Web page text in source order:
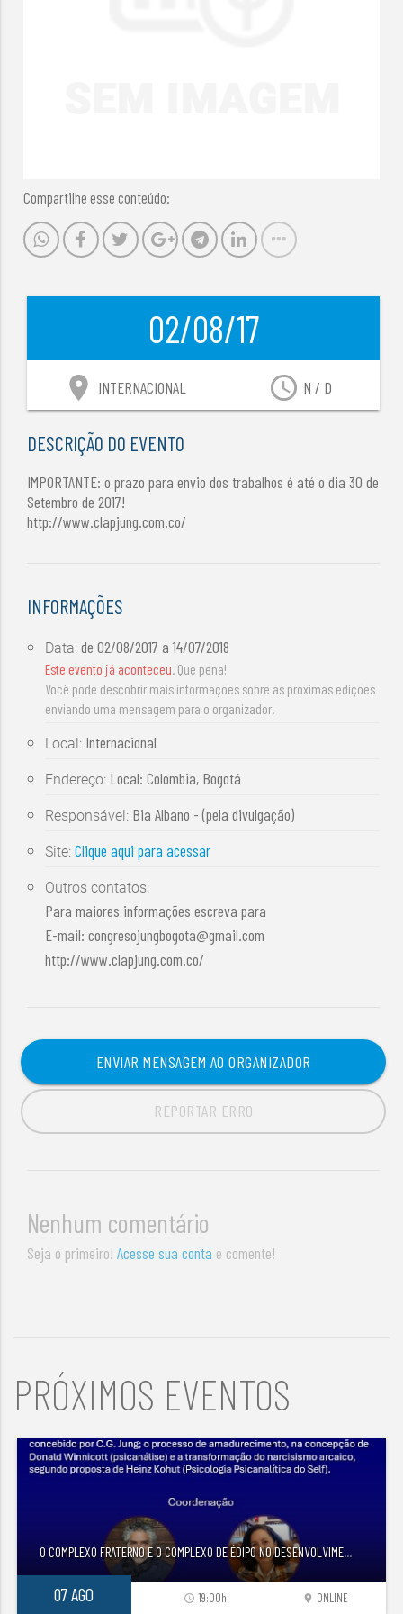
Compartilhe esse conteúdo:
02/08/17
access_time N / D
location_on INTERNACIONAL
DESCRIÇÃO DO EVENTO
IMPORTANTE: o prazo para envio dos trabalhos é até o dia 30 de
Setembro de 2017!
http://www.clapjung.com.co/
INFORMAÇÕES
Data:de02/08/2017 a14/07/2018
Este evento já aconteceu. Que pena!
Você pode descobrir mais informações sobre as próximas edições
enviando uma mensagem para o organizador.
Local: Internacional
Endereço: Local: Colombia, Bogotá
Responsável: Bia Albano - (pela divulgação)
Site:Clique aqui para acessar
Outros contatos:
Para maiores informações escreva para
E-mail:congresojungbogota@gmail.com
http://www.clapjung.com.co/
ENVIAR MENSAGEM AO ORGANIZADOR
REPORTAR ERRO
Nenhum comentário
Seja o primeiro!Acesse sua conta e comente!
PRÓXIMOS EVENTOS
O COMPLEXO FRATERNO E O COMPLEXO DE ÉDIPO NO DESENVOLVIME...
07 AGO location_on ONLINE
access_time 19:00h